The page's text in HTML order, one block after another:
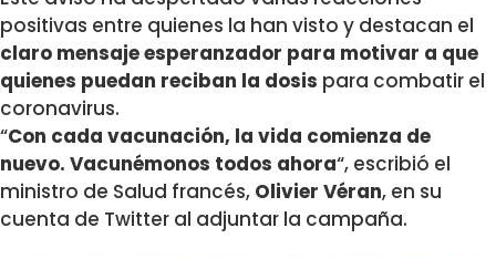
positivas entre quienes la han visto y destacan el
claro mensaje esperanzador para motivar a que
quienes puedan reciban la dosis para combatir el
coronavirus.
“Con cada vacunación, la vida comienza de
nuevo. Vacunémonos todos ahora“, escribió el
ministro de Salud francés, Olivier Véran, en su
cuenta de Twitter al adjuntar la campaña.